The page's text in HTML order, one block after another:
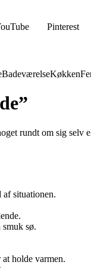
Pinterest
BadeværelseKøkken
rundt om sig
af situationen.
smuk sø.
holde varmen.